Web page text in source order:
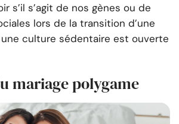
s’il s’agit de nos gènes ou de
lors de la transition d’une
culture sédentaire est ouverte
mariage polygame